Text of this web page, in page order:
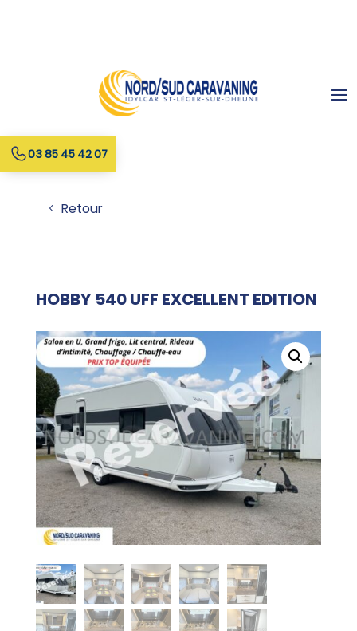
03 85 45 42 07
Retour
HOBBY 540 UFF EXCELLENT EDITION